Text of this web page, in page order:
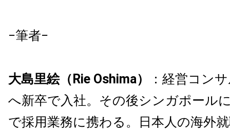
−筆者−
大島里絵（Rie Oshima）
：経営コン
へ新卒で入社。その後シンガポール
で採用業務に携わる。日本人の海外